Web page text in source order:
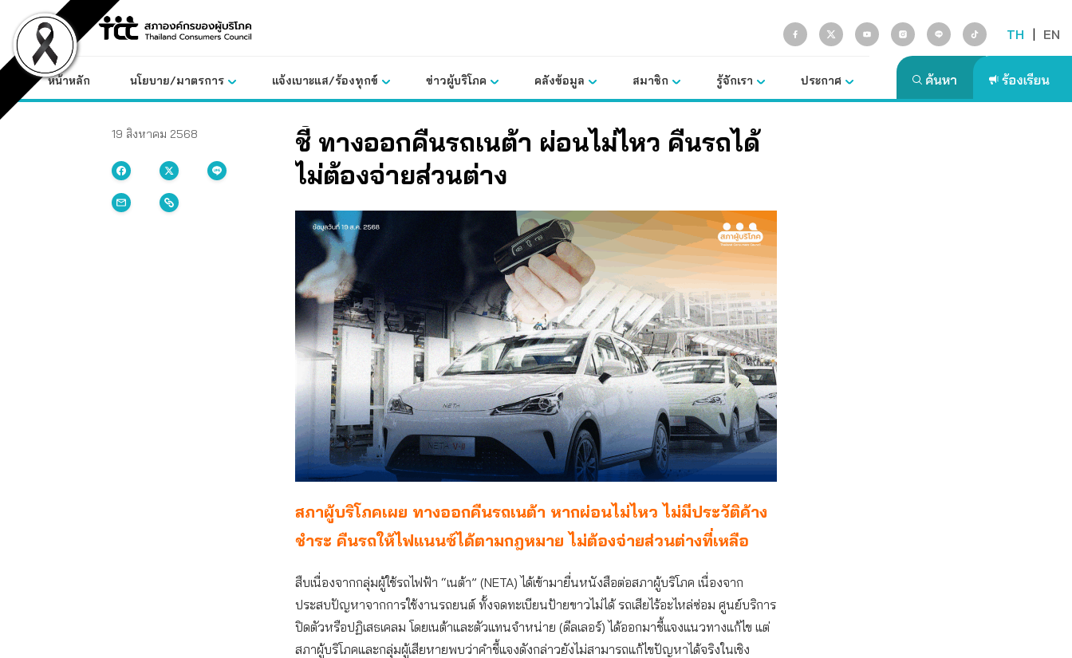
content
TH | EN
หน้าหลัก นโยบาย/มาตรการ แจ้งเบาะแส/ร้องทุกข์ ข่าวผู้บริโภค คลังข้อมูล สมาชิก รู้จักเรา ประกาศ
19 สิงหาคม 2568
ชี้ ทางออกคืนรถเนต้า ผ่อนไม่ไหว คืนรถได้
ไม่ต้องจ่ายส่วนต่าง
สภาผู้บริโภคเผย ทางออกคืนรถเนต้า หากผ่อนไม่ไหว ไม่มีประวัติค้าง
ชำระ คืนรถให้ไฟแนนซ์ได้ตามกฎหมาย ไม่ต้องจ่ายส่วนต่างที่เหลือ
สืบเนื่องจากกลุ่มผู้ใช้รถไฟฟ้า “เนต้า” (NETA) ได้เข้ามายื่นหนังสือต่อสภาผู้บริโภค เนื่องจาก
ประสบปัญหาจากการใช้งานรถยนต์ ทั้งจดทะเบียนป้ายขาวไม่ได้ รถเสียไร้อะไหล่ซ่อม ศูนย์บริการ
ปิดตัวหรือปฏิเสธเคลม โดยเนต้าและตัวแทนจำหน่าย (ดีลเลอร์) ได้ออกมาชี้แจงแนวทางแก้ไข แต่
สภาผู้บริโภคและกลุ่มผู้เสียหายพบว่าคำชี้แจงดังกล่าวยังไม่สามารถแก้ไขปัญหาได้จริงในเชิง